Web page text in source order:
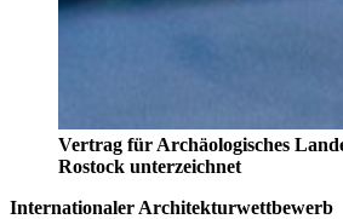
Vertrag für Archäologisches
Rostock unterzeichnet
Internationaler Architekturwettbewerb